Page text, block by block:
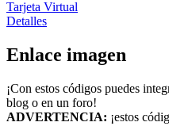
Tarjeta Virtual
Detalles
Enlace imagen
¡Con estos códigos puedes
blog o en un foro!
ADVERTENCIA: ¡estos